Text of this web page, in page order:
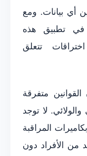
أي بيانات. ومع
في تطبيق هذه
تتعلق
متفرقة
لا توجد
المراقبة
من الأفراد دون